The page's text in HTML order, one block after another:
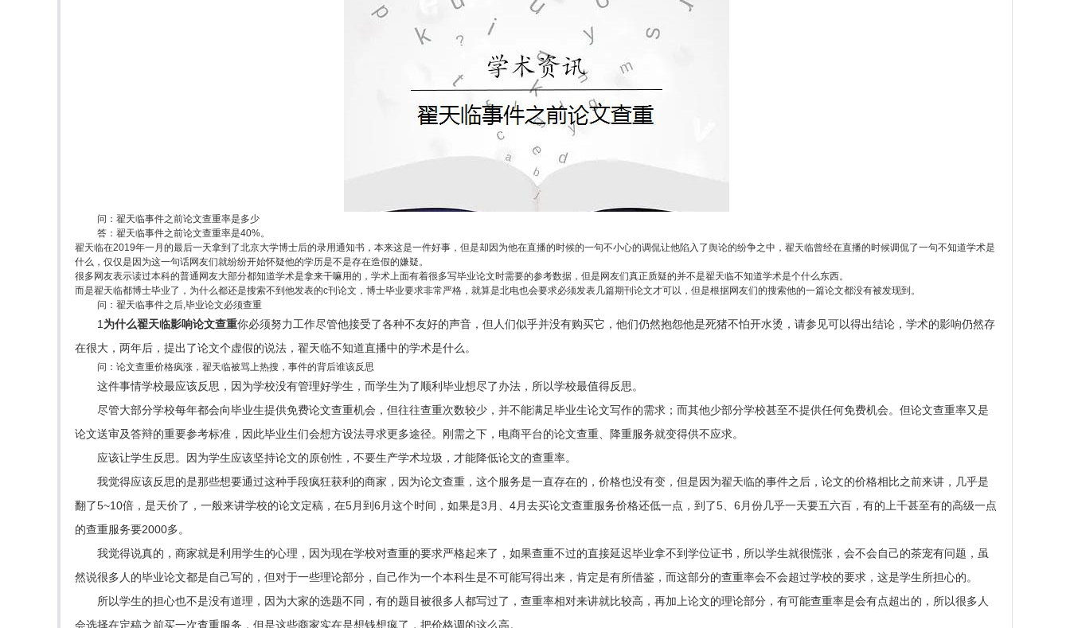
问：翟天临事件之前论文查重率是多少
答：翟天临事件之前论文查重率是40%。
翟天临在2019年一月的最后一天拿到了北京大学博士后的录用通知书，本来这是一件好事，但是却因为他在直播的时候的一句不小心的调侃让他陷入了舆论的纷争之中，翟天临曾经在直播的时候调侃了一句不知道学术是
什么，仅仅是因为这一句话网友们就纷纷开始怀疑他的学历是不是存在造假的嫌疑。
很多网友表示读过本科的普通网友大部分都知道学术是拿来干嘛用的，学术上面有着很多写毕业论文时需要的参考数据，但是网友们真正质疑的并不是翟天临不知道学术是个什么东西。
而是翟天临都博士毕业了，为什么都还是搜索不到他发表的c刊论文，博士毕业要求非常严格，就算是北电也会要求必须发表几篇期刊论文才可以，但是根据网友们的搜索他的一篇论文都没有被发现到。
问：翟天临事件之后,毕业论文必须查重
1 为什么翟天临影响论文查重你必须努力工作尽管他接受了各种不友好的声音，但人们似乎并没有购买它，他们仍然抱怨他是死猪不怕开水烫，请参见可以得出结论，学术的影响仍然存
在很大，两年后，提出了论文个虚假的说法，翟天临不知道直播中的学术是什么。
问：论文查重价格疯涨，翟天临被骂上热搜，事件的背后谁该反思
这件事情学校最应该反思，因为学校没有管理好学生，而学生为了顺利毕业想尽了办法，所以学校最值得反思。
尽管大部分学校每年都会向毕业生提供免费论文查重机会，但往往查重次数较少，并不能满足毕业生论文写作的需求；而其他少部分学校甚至不提供任何免费机会。但论文查重率又是
论文送审及答辩的重要参考标准，因此毕业生们会想方设法寻求更多途径。刚需之下，电商平台的论文查重、降重服务就变得供不应求。
应该让学生反思。因为学生应该坚持论文的原创性，不要生产学术垃圾，才能降低论文的查重率。
我觉得应该反思的是那些想要通过这种手段疯狂获利的商家，因为论文查重，这个服务是一直存在的，价格也没有变，但是因为翟天临的事件之后，论文的价格相比之前来讲，几乎是
翻了5~10倍，是天价了，一般来讲学校的论文定稿，在5月到6月这个时间，如果是3月、4月去买论文查重服务价格还低一点，到了5、6月份几乎一天要五六百，有的上千甚至有的高级一点
的查重服务要2000多。
我觉得说真的，商家就是利用学生的心理，因为现在学校对查重的要求严格起来了，如果查重不过的直接延迟毕业拿不到学位证书，所以学生就很慌张，会不会自己的茶宠有问题，虽
然说很多人的毕业论文都是自己写的，但对于一些理论部分，自己作为一个本科生是不可能写得出来，肯定是有所借鉴，而这部分的查重率会不会超过学校的要求，这是学生所担心的。
所以学生的担心也不是没有道理，因为大家的选题不同，有的题目被很多人都写过了，查重率相对来讲就比较高，再加上论文的理论部分，有可能查重率是会有点超出的，所以很多人
会选择在定稿之前买一次查重服务，但是这些商家实在是想钱想疯了，把价格调的这么高。